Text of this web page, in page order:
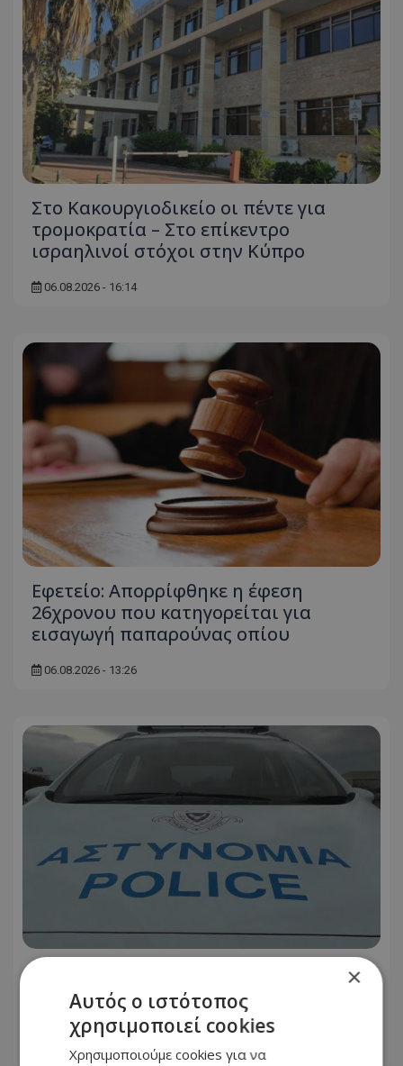
Στο Κακουργιοδικείο οι πέντε για
τρομοκρατία – Στο επίκεντρο
ισραηλινοί στόχοι στην Κύπρο
06.08.2026 - 16:14
Εφετείο: Απορρίφθηκε η έφεση
26χρονου που κατηγορείται για
εισαγωγή παπαρούνας οπίου
06.08.2026 - 13:26
διάρρηξη και κλοπή κατοικίας στη
Λεμεσό - Δείτε φωτογραφίες
06.08.2026 - 12:18
×
Αυτός ο ιστότοπος
χρησιμοποιεί cookies
Χρησιμοποιούμε cookies για να